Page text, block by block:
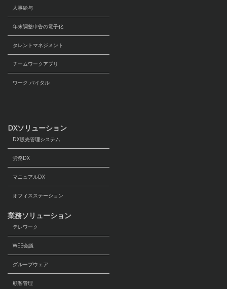
人事給与
年末調整申告の電子化
タレントマネジメント
チームワークアプリ
ワーク バイタル
DXソリューション
DX販売管理システム
労務DX
マニュアルDX
オフィスステーション
業務ソリューション
テレワーク
WEB会議
グループウェア
顧客管理